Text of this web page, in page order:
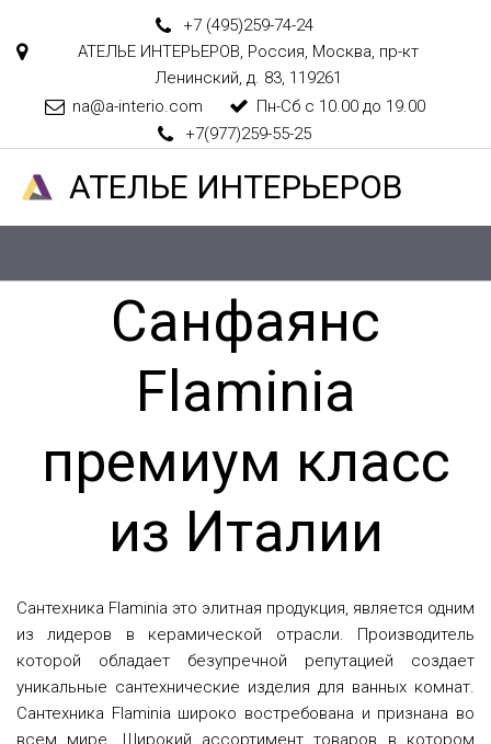
+7 (495)259-74-24
АТЕЛЬЕ ИНТЕРЬЕРОВ, Россия, Москва, пр-кт
Ленинский, д. 83, 119261
na@a-interio.com
Пн-Сб с 10.00 до 19.00
+7(977)259-55-25
АТЕЛ­­­­­­ЬЕ ИНТЕРЬЕРОВ
Санфаянс
Flaminia
премиум класс
из Италии
Сантехника Flaminia это элитная продукция, является одним
из лидеров в керамической отрасли. Производитель
которой обладает безупречной репутацией создает
уникальные сантехнические изделия для ванных комнат.
Сантехника Flaminia широко востребована и признана во
всем мире. Широкий ассортимент товаров в котором